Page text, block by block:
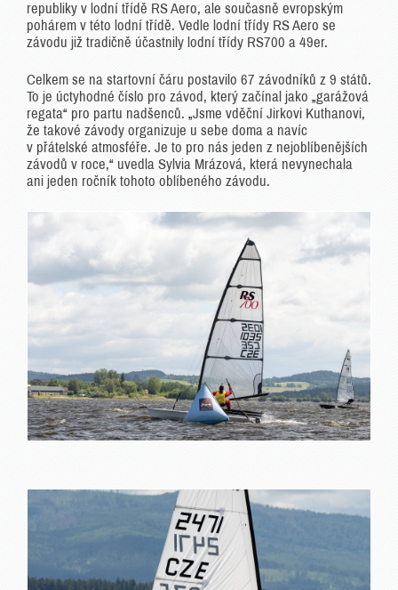
republiky v lodní třídě RS Aero, ale současně evropským
pohárem v této lodní třídě. Vedle lodní třídy RS Aero se
závodu již tradičně účastnily lodní třídy RS700 a 49er.
Celkem se na startovní čáru postavilo 67 závodníků z 9 států.
To je úctyhodné číslo pro závod, který začínal jako „garážová
regata“ pro partu nadšenců. „Jsme vděční Jirkovi Kuthanovi,
že takové závody organizuje u sebe doma a navíc
v přátelské atmosféře. Je to pro nás jeden z nejoblíbenějších
závodů v roce,“ uvedla Sylvia Mrázová, která nevynechala
ani jeden ročník tohoto oblíbeného závodu.